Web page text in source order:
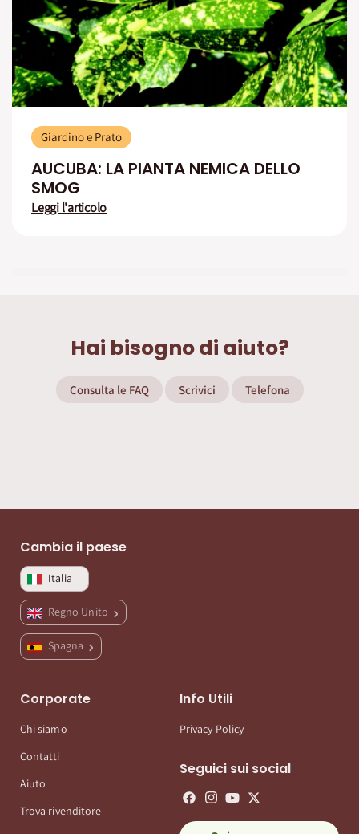
Giardino e Prato
AUCUBA: LA PIANTA NEMICA DELLO
SMOG
Leggi l'articolo
Hai bisogno di aiuto?
Consulta le FAQ Scrivici Telefona
Cambia il paese
Italia
Regno Unito
Spagna
Corporate
Chi siamo
Contatti
Aiuto
Trova rivenditore
Info Utili
Privacy Policy
Seguici sui social